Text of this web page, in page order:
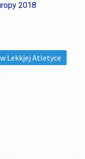
2018
Lekkjej Atletyce